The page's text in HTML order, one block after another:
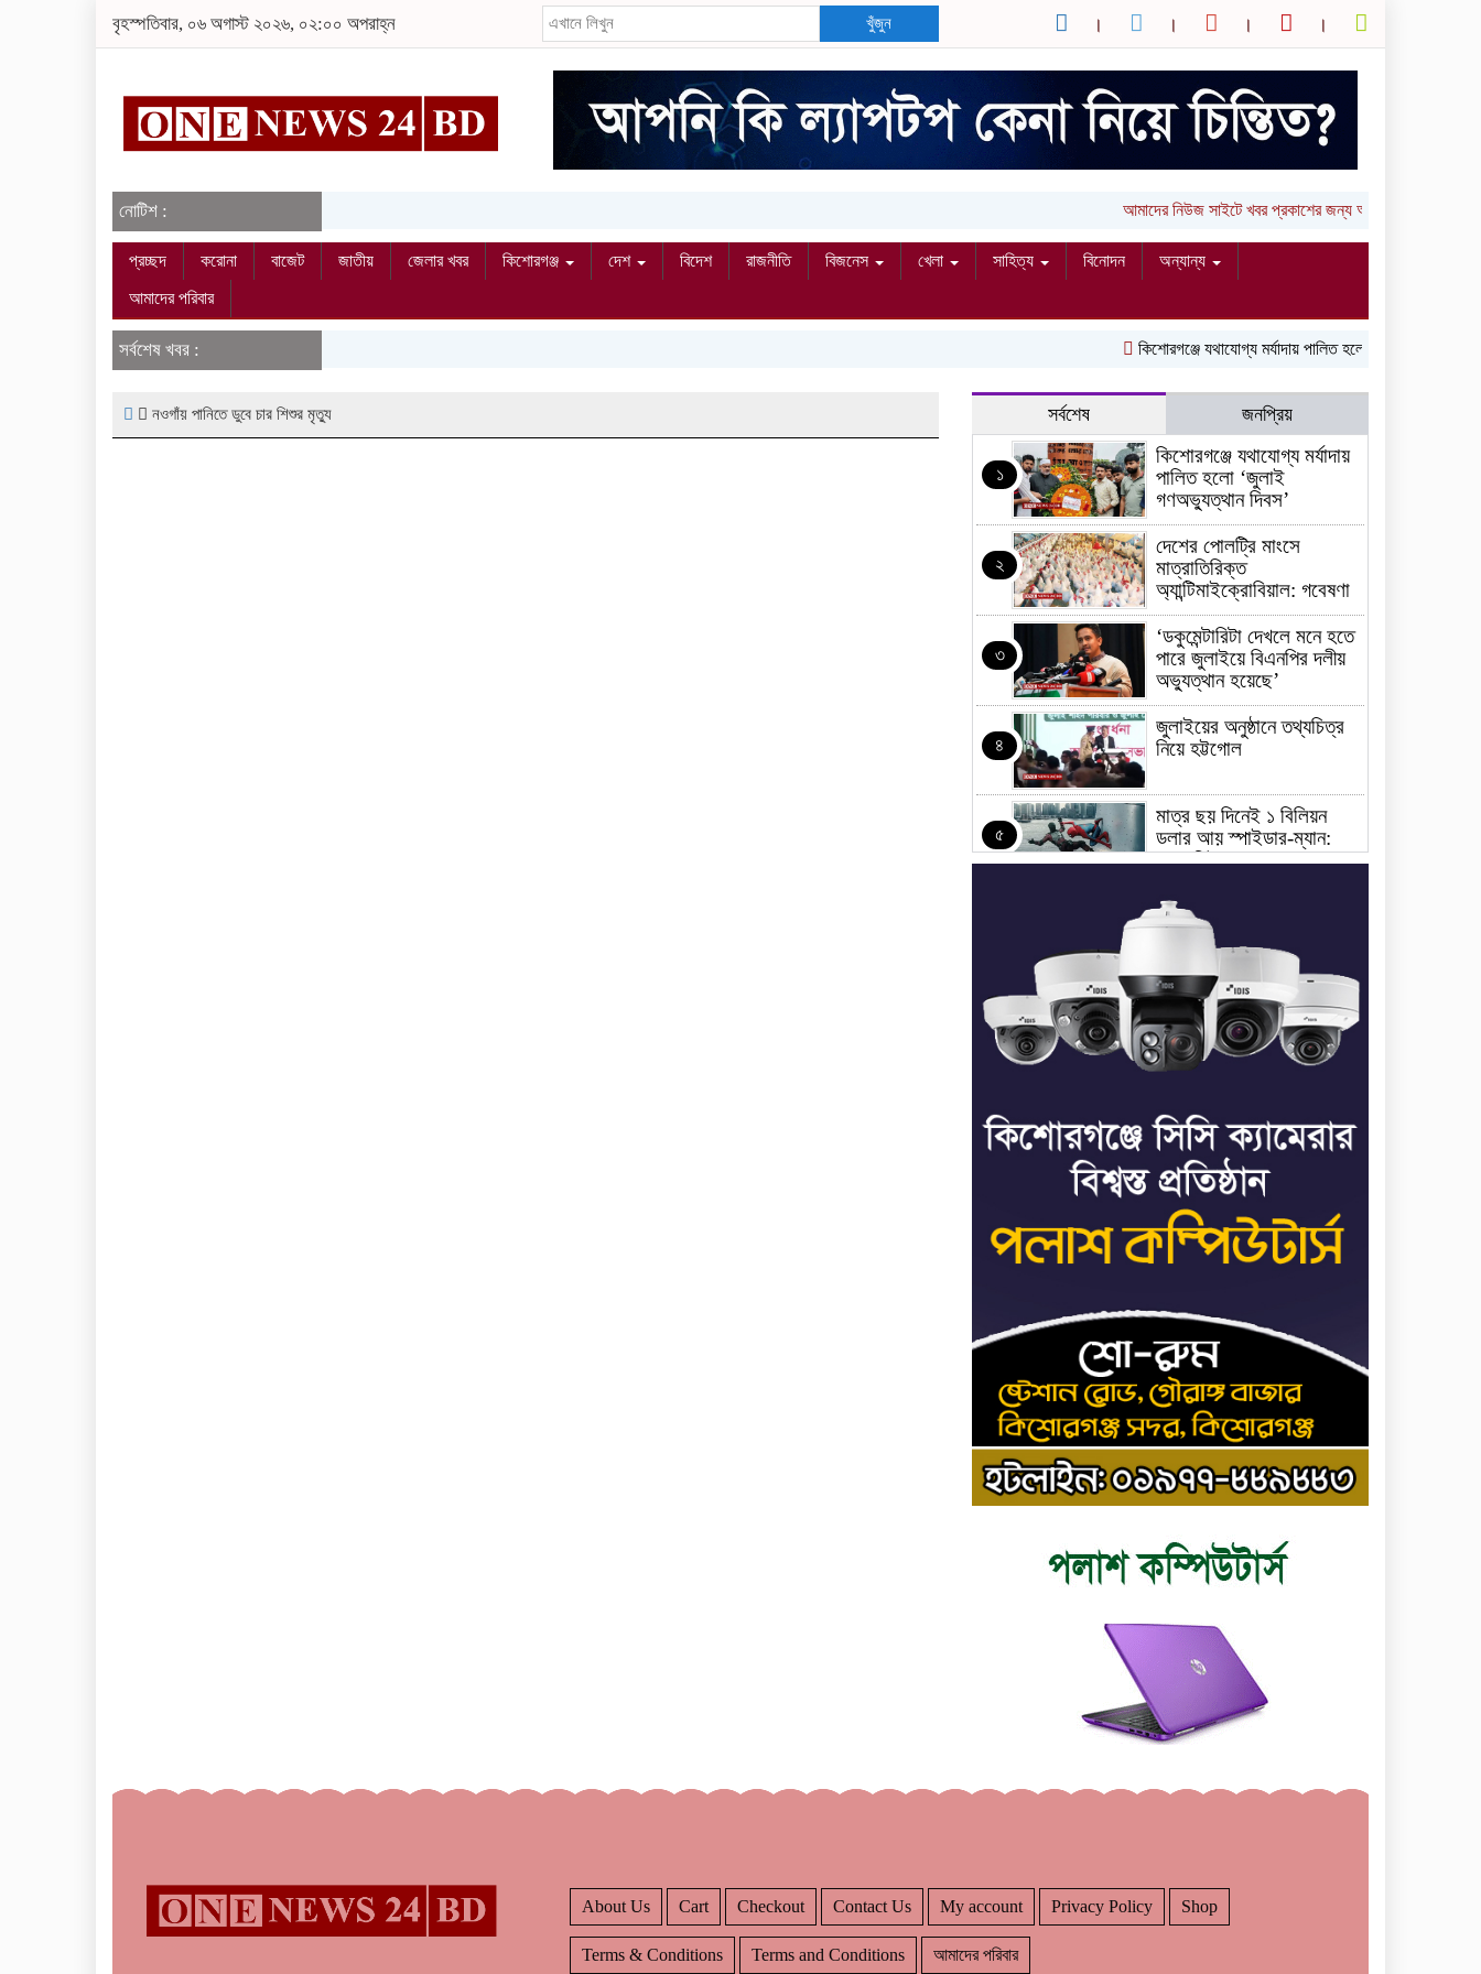
বৃহস্পতিবার, ০৬ অগাস্ট ২০২৬, ০২:০০ অপরাহ্ন খুঁজুন
নোটিশ : আমাদের নিউজ সাইটে খবর প্রকাশের জন্য আপনার লিখা (তথ্য,
প্রচ্ছদ করোনা বাজেট জাতীয় জেলার খবর কিশোরগঞ্জ দেশ বিদেশ রাজনীতি বিজনেস খেলা সাহিত্য বিনোদন
অন্যান্য
আমাদের পরিবার
সর্বশেষ খবর : কিশোরগঞ্জে যথাযোগ্য মর্যাদায় পালিত হলো ‘জুলাই গণঅভ্যুত্থান
নওগাঁয় পানিতে ডুবে চার শিশুর মৃত্যু সর্বশেষ জনপ্রিয়
১
কিশোরগঞ্জে যথাযোগ্য মর্যাদায়
পালিত হলো ‘জুলাই
গণঅভ্যুত্থান দিবস’
২
দেশের পোলট্রি মাংসে
মাত্রাতিরিক্ত
অ্যান্টিমাইক্রোবিয়াল: গবেষণা
৩
‘ডকুমেন্টারিটা দেখলে মনে হতে
পারে জুলাইয়ে বিএনপির দলীয়
অভ্যুত্থান হয়েছে’
৪
জুলাইয়ের অনুষ্ঠানে তথ্যচিত্র
নিয়ে হট্টগোল
৫
মাত্র ছয় দিনেই ১ বিলিয়ন
ডলার আয় স্পাইডার-ম্যান:
ব্র্যান্ড নিউ ডে
ধর্ষণের অভিযোগে কনটেন্ট
ক্রিয়েটর রিপন মিয়ার বিরুদ্ধে
ধর্ষণের অভিযোগে কনটেন্ট
ক্রিয়েটর রিপন মিয়ার বিরুদ্ধে
মামলা
ছবি নেই, সেটা কোনো
ডকুমেন্টারি নয়: ভারপ্রাপ্ত
রাষ্ট্রপতি
আমরা যদি বলি জুলাই কার,
জুলাই কার— জুলাই কারোই
থাকবে না: স্বরাষ্ট্রমন্ত্রী
গণঅভ্যুত্থানের শহীদ
আব্দুল্লাহ বিন জাহিদের কবরে
শ্রদ্ধা নিবেদন
About Us Cart Checkout Contact Us My account Privacy Policy Shop
Terms & Conditions Terms and Conditions আমাদের পরিবার